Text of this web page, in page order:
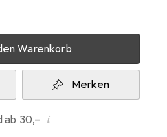
Warenkorb
Merken
ab 30,– i